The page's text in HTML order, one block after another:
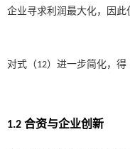
企业寻求利润最大化，因
对式（12） 进一步简化，得
1.2 合资与企业创新